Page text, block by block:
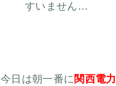
すいません…
今日は朝一番に関西電